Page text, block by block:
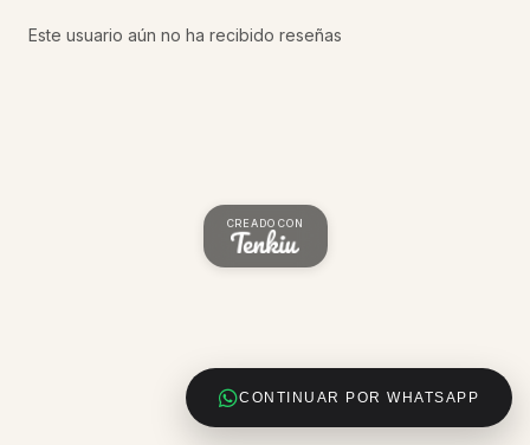
CONTINUAR POR WHATSAPP
Este usuario aún no ha recibido reseñas
CREADO CON